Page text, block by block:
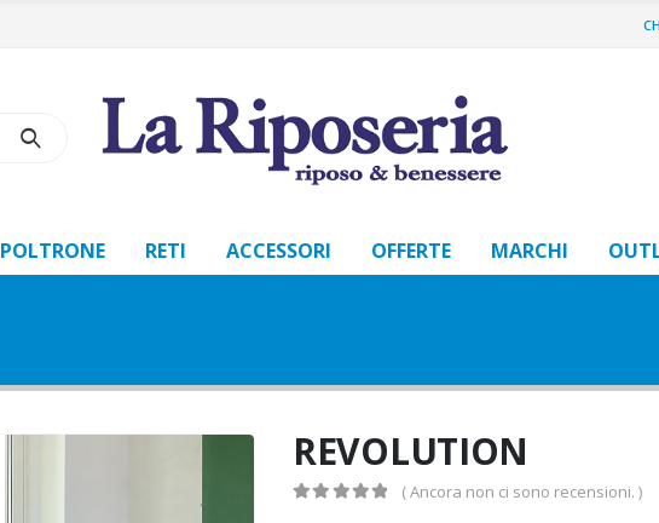
POLTRONE RETI ACCESSORI OFFERTE MARCHI
REVOLUTION
( Ancora non ci sono recensioni. )